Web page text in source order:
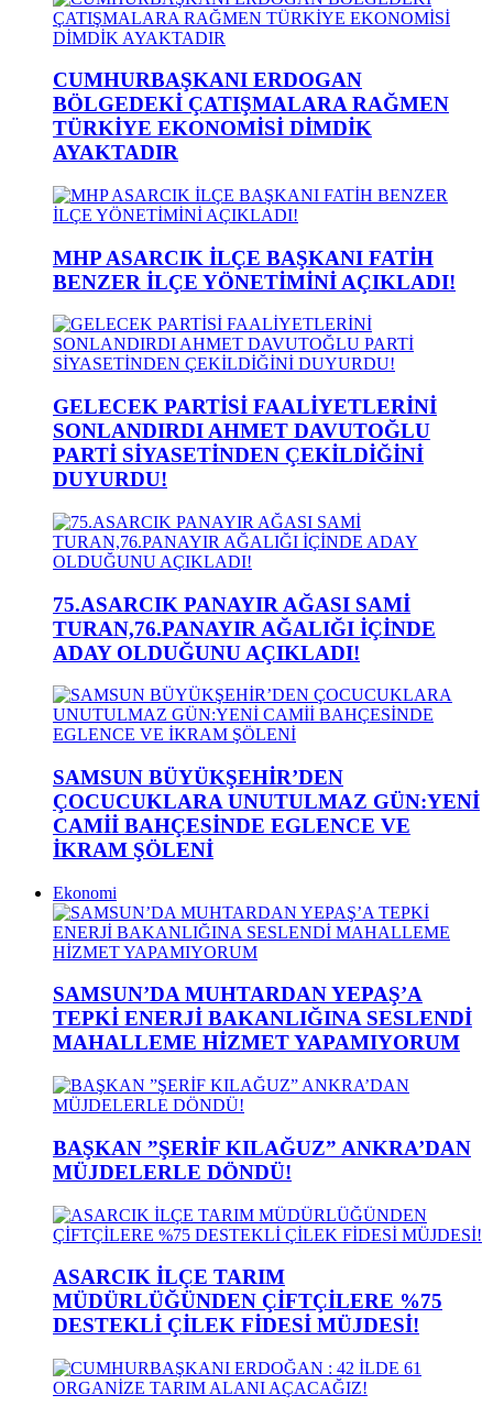
CUMHURBAŞKANI ERDOGAN
BÖLGEDEKİ ÇATIŞMALARA RAĞMEN
TÜRKİYE EKONOMİSİ DİMDİK
AYAKTADIR
MHP ASARCIK İLÇE BAŞKANI FATİH
BENZER İLÇE YÖNETİMİNİ AÇIKLADI!
GELECEK PARTİSİ FAALİYETLERİNİ
SONLANDIRDI AHMET DAVUTOĞLU
PARTİ SİYASETİNDEN ÇEKİLDİĞİNİ
DUYURDU!
75.ASARCIK PANAYIR AĞASI SAMİ
TURAN,76.PANAYIR AĞALIĞI İÇİNDE
ADAY OLDUĞUNU AÇIKLADI!
SAMSUN BÜYÜKŞEHİR’DEN
ÇOCUCUKLARA UNUTULMAZ GÜN:YENİ
CAMİİ BAHÇESİNDE EGLENCE VE
İKRAM ŞÖLENİ
Ekonomi
SAMSUN’DA MUHTARDAN YEPAŞ’A
TEPKİ ENERJİ BAKANLIĞINA SESLENDİ
MAHALLEME HİZMET YAPAMIYORUM
BAŞKAN ”ŞERİF KILAĞUZ” ANKRA’DAN
MÜJDELERLE DÖNDÜ!
ASARCIK İLÇE TARIM
MÜDÜRLÜĞÜNDEN ÇİFTÇİLERE %75
DESTEKLİ ÇİLEK FİDESİ MÜJDESİ!